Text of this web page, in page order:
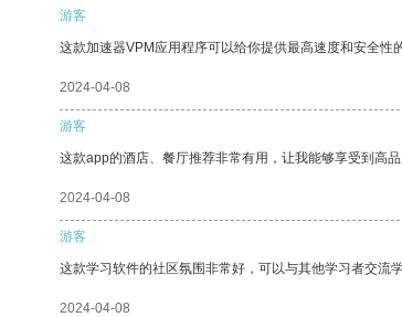
游客
这款加速器VPM应用程序可以给你提供最高速度和安全性
2024-04-08
游客
这款app的酒店、餐厅推荐非常有用，让我能够享受到高品
2024-04-08
游客
这款学习软件的社区氛围非常好，可以与其他学习者交流学
2024-04-08